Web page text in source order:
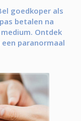
goedkoper als
betalen na
Ontdek
paranormaal